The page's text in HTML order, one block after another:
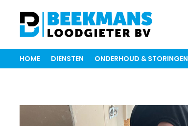
HOME DIENSTEN ONDERHOUD & STORINGEN